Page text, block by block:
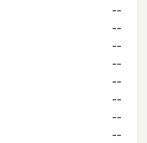
--
--
--
--
--
--
--
--